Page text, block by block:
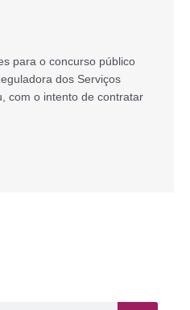
para o concurso público
dos Serviços
com o intento de contratar